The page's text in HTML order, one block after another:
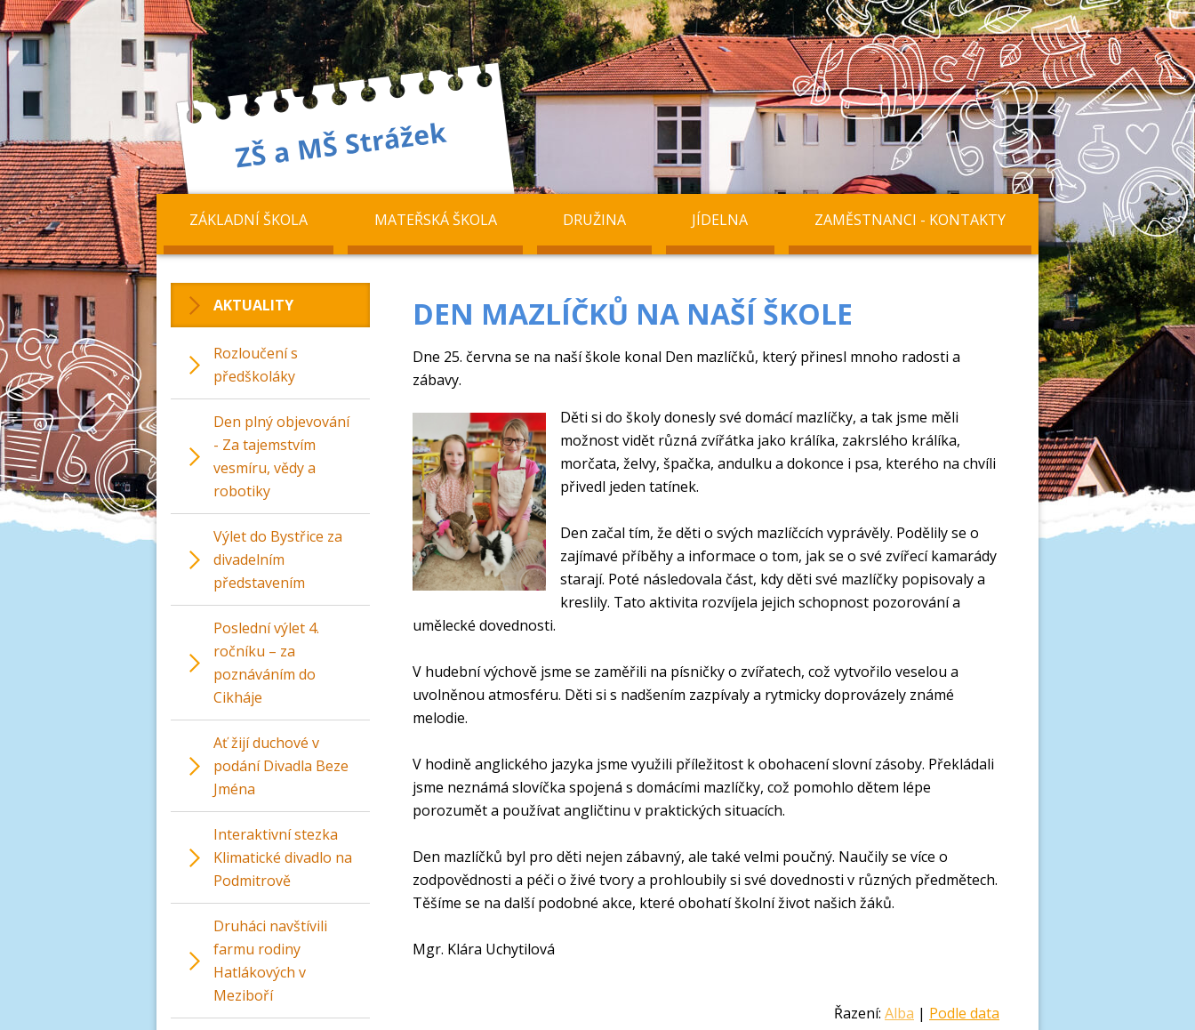
ZÁKLADNÍ ŠKOLA MATEŘSKÁ ŠKOLA DRUŽINA JÍDELNA ZAMĚSTNANCI - KONTAKTY
DEN MAZLÍČKŮ NA NAŠÍ ŠKOLE
Dne 25. června se na naší škole konal Den mazlíčků, který přinesl mnoho radosti a
zábavy.
Děti si do školy donesly své domácí mazlíčky, a tak jsme měli
možnost vidět různá zvířátka jako králíka, zakrslého králíka,
morčata, želvy, špačka, andulku a dokonce i psa, kterého na chvíli
přivedl jeden tatínek.
Den začal tím, že děti o svých mazlíčcích vyprávěly. Podělily se o
zajímavé příběhy a informace o tom, jak se o své zvířecí kamarády
starají. Poté následovala část, kdy děti své mazlíčky popisovaly a
kreslily. Tato aktivita rozvíjela jejich schopnost pozorování a
umělecké dovednosti.
V hudební výchově jsme se zaměřili na písničky o zvířatech, což vytvořilo veselou a
uvolněnou atmosféru. Děti si s nadšením zazpívaly a rytmicky doprovázely známé
melodie.
V hodině anglického jazyka jsme využili příležitost k obohacení slovní zásoby. Překládali
jsme neznámá slovíčka spojená s domácími mazlíčky, což pomohlo dětem lépe
porozumět a používat angličtinu v praktických situacích.
Den mazlíčků byl pro děti nejen zábavný, ale také velmi poučný. Naučily se více o
zodpovědnosti a péči o živé tvory a prohloubily si své dovednosti v různých předmětech.
Těšíme se na další podobné akce, které obohatí školní život našich žáků.
Mgr. Klára Uchytilová
Řazení: Alba | Podle data
AKTUALITY
Rozloučení s
předškoláky
Den plný objevování
- Za tajemstvím
vesmíru, vědy a
robotiky
Výlet do Bystřice za
divadelním
představením
Poslední výlet 4.
ročníku – za
poznáváním do
Cikháje
Ať žijí duchové v
podání Divadla Beze
Jména
Interaktivní stezka
Klimatické divadlo na
Podmitrově
Druháci navštívili
farmu rodiny
Hatlákových v
Meziboří